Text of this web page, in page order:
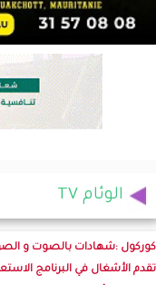
الوئام TV
كوركول :شهادات بالصوت و
تقدم الأشغال في البرنامج